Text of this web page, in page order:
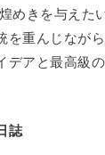
めきを与えた
を重んじなが
デアと最高級
誌